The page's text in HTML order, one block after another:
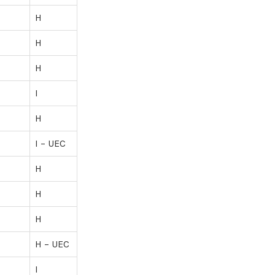
H
H
H
I
H
I – UEC
H
H
H
H – UEC
I